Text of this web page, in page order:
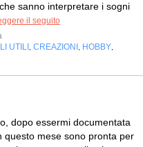
sanno interpretare i sogni
il seguito
UTILI , CREAZIONI , HOBBY,
dopo essermi documentata
questo mese sono pronta per